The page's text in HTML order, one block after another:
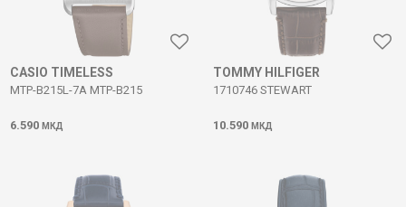
CASIO TIMELESS
MTP-B215L-7A MTP-B215
6.590 МКД
TOMMY HILFIGER
1710746 STEWART
10.590 МКД